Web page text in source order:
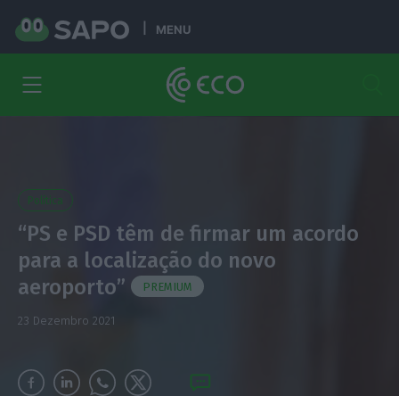
MENU
Política
“PS e PSD têm de firmar um acordo
para a localização do novo
aeroporto”
PREMIUM
23 Dezembro 2021